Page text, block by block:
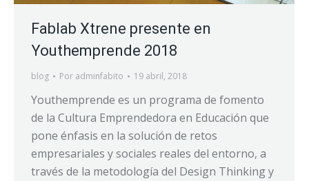
Fablab Xtrene presente en
Youthemprende 2018
blog Por adminfabito 19 abril, 2018
Youthemprende es un programa de fomento
de la Cultura Emprendedora en Educación que
pone énfasis en la solución de retos
empresariales y sociales reales del entorno, a
través de la metodología del Design Thinking y